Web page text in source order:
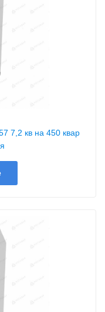
7,2 кв на 450 квар